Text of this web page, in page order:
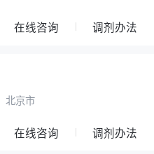
在线咨询 调剂办法
北京市
在线咨询 调剂办法